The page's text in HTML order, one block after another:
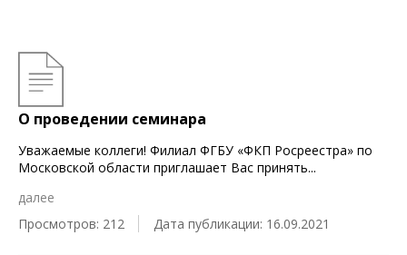
О проведении семинара
Уважаемые коллеги! Филиал ФГБУ «ФКП Росреестра» по
Московской области приглашает Вас принять...
далее
Просмотров: 212
Дата публикации: 16.09.2021